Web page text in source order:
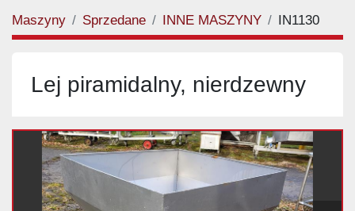
Maszyny Sprzedane INNE MASZYNY IN1130
Lej piramidalny, nierdzewny